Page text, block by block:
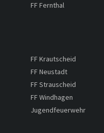
FF Fernthal
FF Krautscheid
FF Neustadt
FF Strauscheid
FF Windhagen
Jugendfeuerwehr